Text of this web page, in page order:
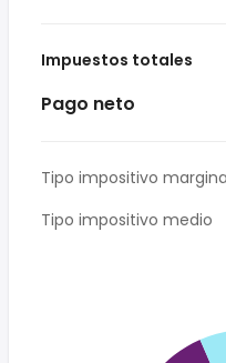
Impuestos totales
Pago neto
Tipo impositivo
Tipo impositivo medio